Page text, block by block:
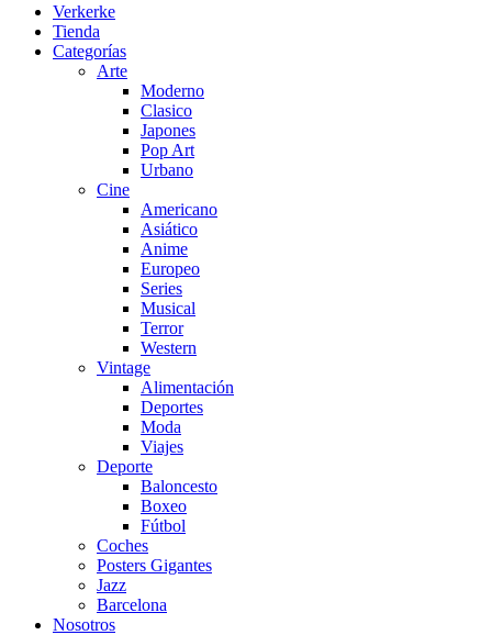
Verkerke
Tienda
Categorías
Arte
Moderno
Clasico
Japones
Pop Art
Urbano
Cine
Americano
Asiático
Anime
Europeo
Series
Musical
Terror
Western
Vintage
Alimentación
Deportes
Moda
Viajes
Deporte
Baloncesto
Boxeo
Fútbol
Coches
Posters Gigantes
Jazz
Barcelona
Nosotros